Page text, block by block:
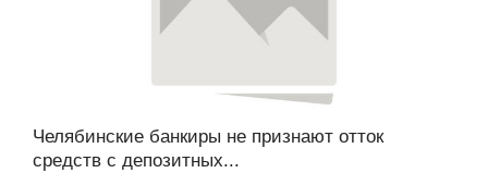
Челябинские банкиры не признают отток
средств с депозитных...